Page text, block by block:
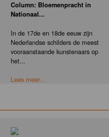
Column: Bloemenpracht in
Nationaal...
In de 17de en 18de eeuw zijn
Nederlandse schilders de meest
vooraanstaande kunstenaars op
het...
Lees meer...